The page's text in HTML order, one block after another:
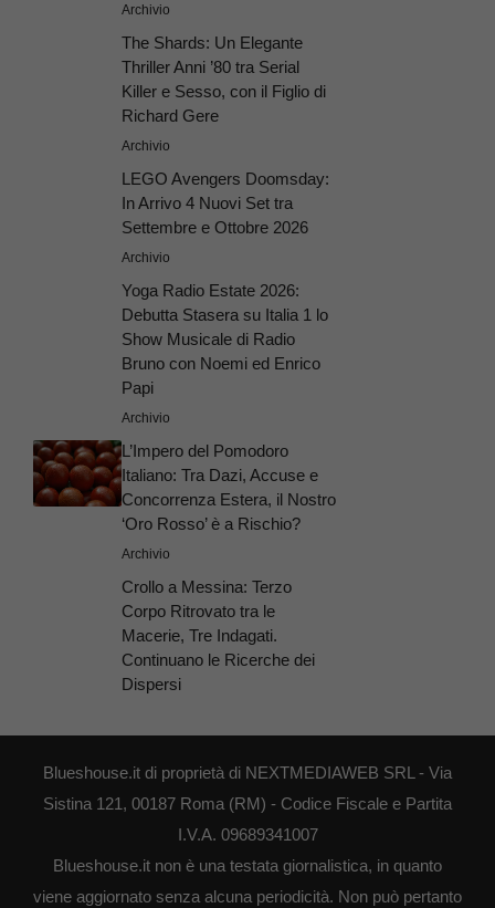
Archivio
The Shards: Un Elegante
Thriller Anni ’80 tra Serial
Killer e Sesso, con il Figlio di
Richard Gere
Archivio
LEGO Avengers Doomsday:
In Arrivo 4 Nuovi Set tra
Settembre e Ottobre 2026
Archivio
Yoga Radio Estate 2026:
Debutta Stasera su Italia 1 lo
Show Musicale di Radio
Bruno con Noemi ed Enrico
Papi
Archivio
L’Impero del Pomodoro
Italiano: Tra Dazi, Accuse e
Concorrenza Estera, il Nostro
‘Oro Rosso’ è a Rischio?
Archivio
Crollo a Messina: Terzo
Corpo Ritrovato tra le
Macerie, Tre Indagati.
Continuano le Ricerche dei
Dispersi
Blueshouse.it di proprietà di NEXTMEDIAWEB SRL - Via
Sistina 121, 00187 Roma (RM) - Codice Fiscale e Partita
I.V.A. 09689341007
Blueshouse.it non è una testata giornalistica, in quanto
viene aggiornato senza alcuna periodicità. Non può pertanto